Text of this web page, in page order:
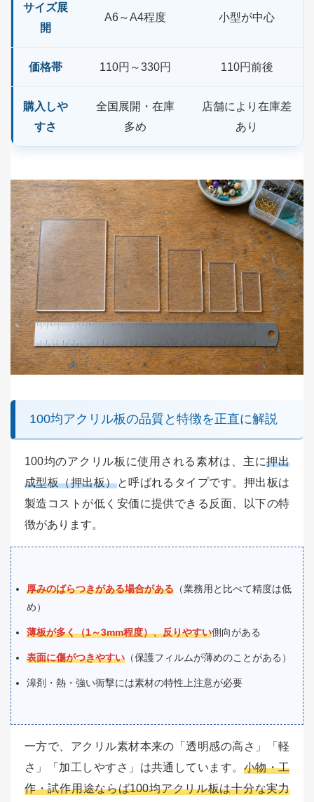
サイズ展
開
A6～A4程度 小型が中心
価格帯 110円～330円 110円前後
購入しや
すさ
全国展開・在庫
多め
店舗により在庫差
あり
100均アクリル板の品質と特徴を正直に解説
100均のアクリル板に使用される素材は、主に押出
成型板（押出板）と呼ばれるタイプです。押出板は
製造コストが低く安価に提供できる反面、以下の特
徴があります。
厚みのばらつきがある場合がある （業務用と比べて精度は低
め）
薄板が多く（1～3mm程度）、反りやすい側向がある
表面に傷がつきやすい （保護フィルムが薄めのことがある）
滜剤・熱・強い衙撃には素材の特性上注意が必要
一方で、アクリル素材本来の「透明感の高さ」「軽
さ」「加工しやすさ」は共通しています。 小物・工
作・試作用途ならば100均アクリル板は十分な実力